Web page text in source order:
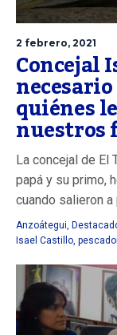
2 febrero, 2021
Concejal
quiénes
La concejal de El
papá y su primo,
cuando salieron
Anzoátegui,
Isael Castillo,